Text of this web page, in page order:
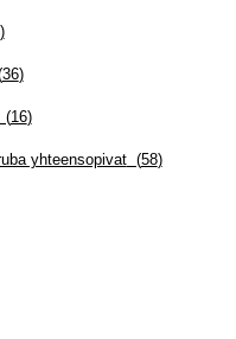
)
36)
16)
yhteensopivat(58)